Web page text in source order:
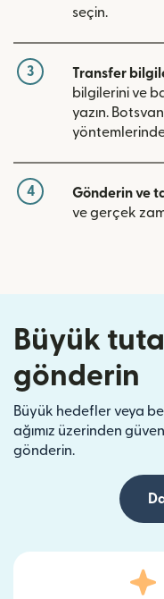
seçin.
3 Transfer
bilgilerini ve
yazın.
4 Gönderin ve
ve gerçek
Büyük
gönderin
Büyük hedefler veya
ağımız üzerinden
gönderin.